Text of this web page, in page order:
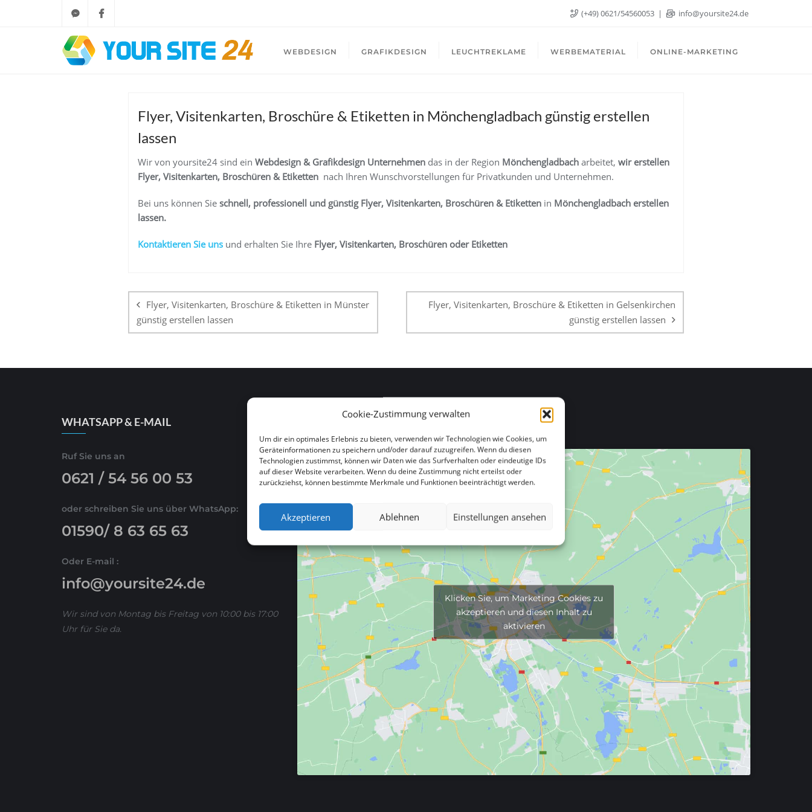
Cookie-Zustimmung verwalten
Um dir ein optimales Erlebnis zu bieten, verwenden wir Technologien wie Cookies, um
Geräteinformationen zu speichern und/oder darauf zuzugreifen. Wenn du diesen
Technologien zustimmst, können wir Daten wie das Surfverhalten oder eindeutige IDs
auf dieser Website verarbeiten. Wenn du deine Zustimmung nicht erteilst oder
zurückziehst, können bestimmte Merkmale und Funktionen beeinträchtigt werden.
Akzeptieren Ablehnen Einstellungen ansehen
(+49) 0621/54560053 info@yoursite24.de
WEBDESIGN GRAFIKDESIGN LEUCHTREKLAME WERBEMATERIAL ONLINE-MARKETING
Flyer, Visitenkarten, Broschüre & Etiketten in Mönchengladbach günstig erstellen
lassen
Wir von yoursite24 sind ein Webdesign & Grafikdesign Unternehmen das in der Region Mönchengladbach arbeitet, wir erstellen
Flyer, Visitenkarten, Broschüren & Etiketten nach Ihren Wunschvorstellungen für Privatkunden und Unternehmen.
Bei uns können Sie schnell, professionell und günstig Flyer, Visitenkarten, Broschüren & Etiketten in Mönchengladbach erstellen
lassen.
Kontaktieren Sie uns und erhalten Sie Ihre Flyer, Visitenkarten, Broschüren oder Etiketten
Beitragsnavigation
Flyer, Visitenkarten, Broschüre & Etiketten in Münster
günstig erstellen lassen
Flyer, Visitenkarten, Broschüre & Etiketten in Gelsenkirchen
günstig erstellen lassen
WHATSAPP & E-MAIL
Ruf Sie uns an
0621 / 54 56 00 53
oder schreiben Sie uns über WhatsApp:
01590/ 8 63 65 63
Oder E-mail :
info@yoursite24.de
Wir sind von Montag bis Freitag von 10:00 bis 17:00
Uhr für Sie da.
HIER FINDEN SIE UNS
Klicken Sie, um Marketing Cookies zu
akzeptieren und diesen Inhalt zu
aktivieren